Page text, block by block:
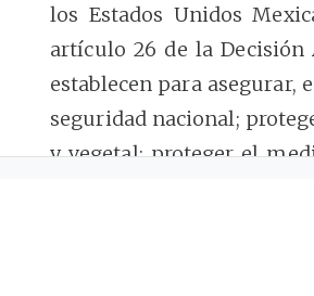
los Estados Unidos
artículo 26 de la Decisión
establecen para
seguridad nacional;
y vegetal; proteger el